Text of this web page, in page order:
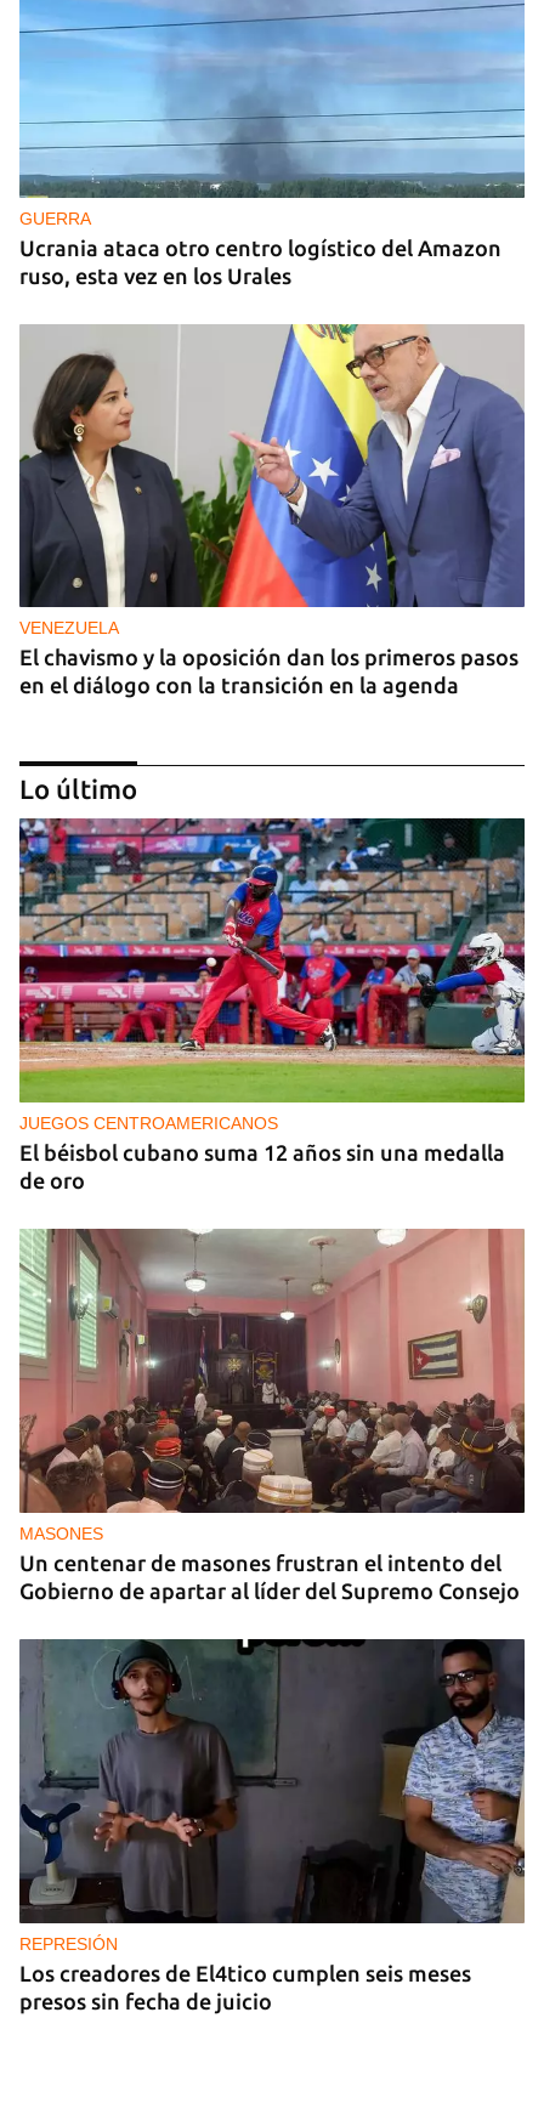
GUERRA
Ucrania ataca otro centro logístico del Amazon
ruso, esta vez en los Urales
VENEZUELA
El chavismo y la oposición dan los primeros pasos
en el diálogo con la transición en la agenda
NICARAGUA
EE UU propone a la OEA convocar a los
cancilleres para "tomar medidas" contra las
decisiones de Ortega
Lo último
JUEGOS CENTROAMERICANOS
El béisbol cubano suma 12 años sin una medalla
de oro
MASONES
Un centenar de masones frustran el intento del
Gobierno de apartar al líder del Supremo Consejo
REPRESIÓN
Los creadores de El4tico cumplen seis meses
presos sin fecha de juicio